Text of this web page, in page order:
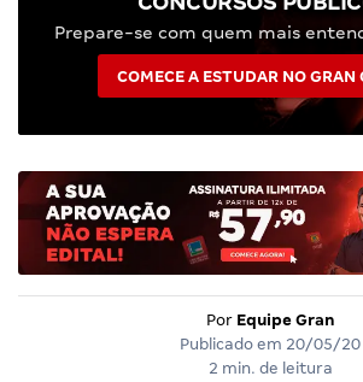
Prepare-se com quem mais
COMECE A ESTUDAR NO GRAN
Por Equipe Gran
Publicado em 20/05/20
2 min. de leitura